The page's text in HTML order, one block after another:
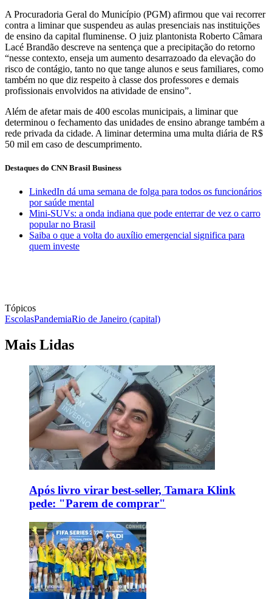
A Procuradoria Geral do Município (PGM) afirmou que vai recorrer
contra a liminar que suspendeu as aulas presenciais nas instituições
de ensino da capital fluminense. O juiz plantonista Roberto Câmara
Lacé Brandão descreve na sentença que a precipitação do retorno
“nesse contexto, enseja um aumento desarrazoado da elevação do
risco de contágio, tanto no que tange alunos e seus familiares, como
também no que diz respeito à classe dos professores e demais
profissionais envolvidos na atividade de ensino”.
Além de afetar mais de 400 escolas municipais, a liminar que
determinou o fechamento das unidades de ensino abrange também a
rede privada da cidade. A liminar determina uma multa diária de R$
50 mil em caso de descumprimento.
Destaques do CNN Brasil Business
LinkedIn dá uma semana de folga para todos os funcionários
por saúde mental
Mini-SUVs: a onda indiana que pode enterrar de vez o carro
popular no Brasil
Saiba o que a volta do auxílio emergencial significa para
quem investe
Tópicos
EscolasPandemiaRio de Janeiro (capital)
Mais Lidas
Após livro virar best-seller, Tamara Klink
pede: "Parem de comprar"